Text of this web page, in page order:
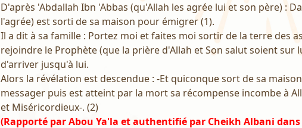
D'après 'Abdallah Ibn 'Abbas (qu'Allah les agrée lui et son père) :
l'agrée) est sorti de sa maison pour émigrer (1).
Il a dit à sa famille : Portez moi et faites moi sortir de la terre des
rejoindre le Prophète (que la prière d'Allah et Son salut soient sur
d'arriver jusqu'à lui.
Alors la révélation est descendue : -Et quiconque sort de sa
messager puis est atteint par la mort sa récompense incombe à
et Miséricordieux-. (2)
(Rapporté par Abou Ya'la et authentifié par Cheikh Albani dans